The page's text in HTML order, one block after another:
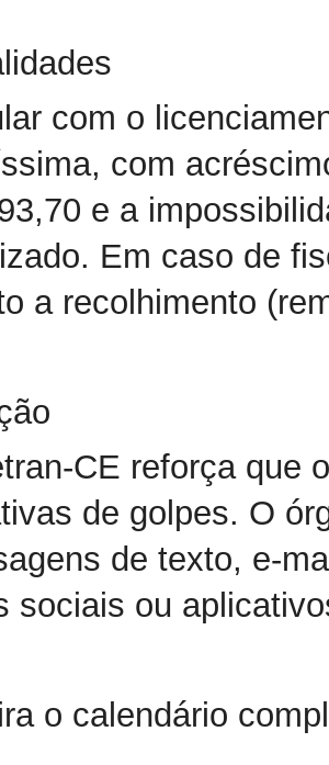
com o
com
e a
Em caso de
a recolhimento
CE reforça que
de golpes. O
de texto, e-
sociais ou
o calendário